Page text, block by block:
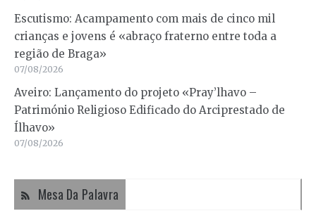
Escutismo: Acampamento com mais de cinco mil
crianças e jovens é «abraço fraterno entre toda a
região de Braga»
07/08/2026
Aveiro: Lançamento do projeto «Pray’lhavo –
Património Religioso Edificado do Arciprestado de
Ílhavo»
07/08/2026
Mesa Da Palavra